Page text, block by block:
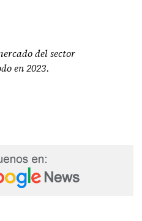
del sector
en 2023.